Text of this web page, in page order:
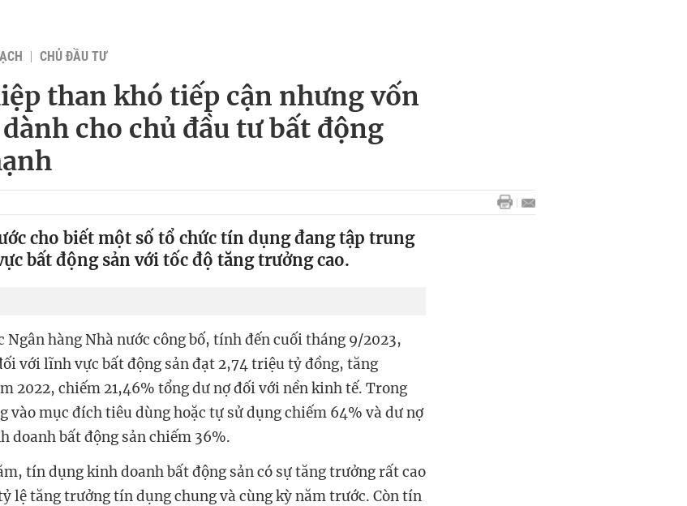
CHỦ ĐẦU TƯ
than khó tiếp cận nhưng vốn
cho chủ đầu tư bất động
cho biết một số tổ chức tín dụng đang tập trung
bất động sản với tốc độ tăng trưởng cao.
Ngân hàng Nhà nước công bố, tính đến cuối tháng 9/2023,
với lĩnh vực bất động sản đạt 2,74 triệu tỷ đồng, tăng
2022, chiếm 21,46% tổng dư nợ đối với nền kinh tế. Trong
vào mục đích tiêu dùng hoặc tự sử dụng chiếm 64% và dư nợ
doanh bất động sản chiếm 36%.
tín dụng kinh doanh bất động sản có sự tăng trưởng rất cao
lệ tăng trưởng tín dụng chung và cùng kỳ năm trước. Còn tín